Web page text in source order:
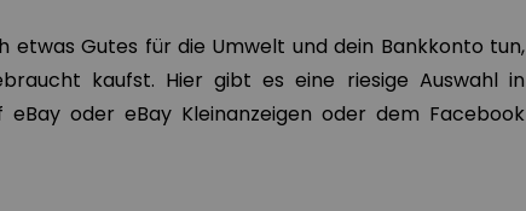
etwas Gutes für die Umwelt und dein Bankkonto tun,
kaufst. Hier gibt es eine riesige Auswahl in
eBay oder eBay Kleinanzeigen oder dem Facebook